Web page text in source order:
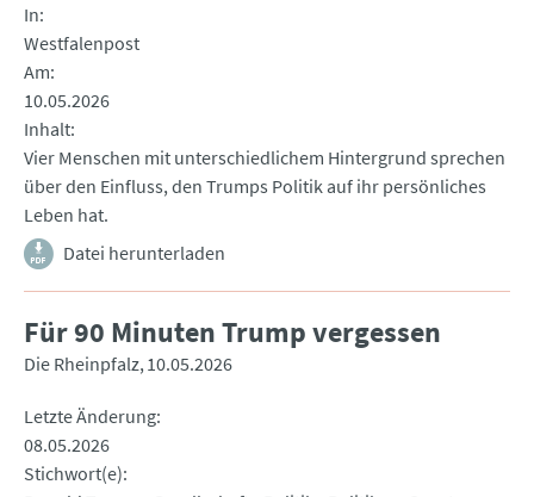
In
Westfalenpost
Am
10.05.2026
Inhalt
Vier Menschen mit unterschiedlichem Hintergrund sprechen
über den Einfluss, den Trumps Politik auf ihr persönliches
Leben hat.
Datei herunterladen
Für 90 Minuten Trump vergessen
Die Rheinpfalz 10.05.2026
Letzte Änderung
08.05.2026
Stichwort(e)